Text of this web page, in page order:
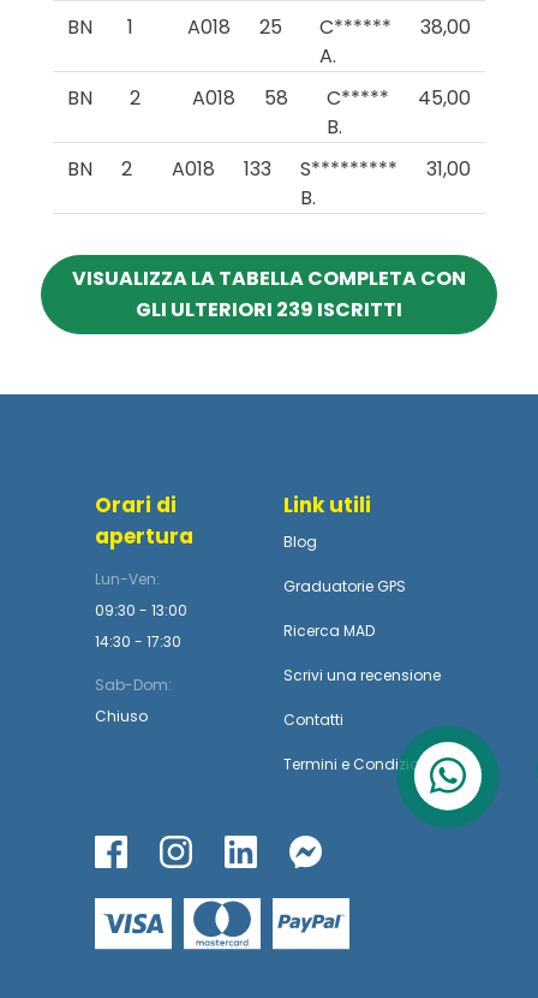
BN
1 A018 25
C******
A.
38,00
BN 2 A018 58
C*****
B.
45,00
BN 2 A018 133
S*********
B.
31,00
VISUALIZZA LA TABELLA COMPLETA CON
GLI ULTERIORI 239 ISCRITTI
Orari di
apertura
Lun-Ven:
09:30 - 13:00
14:30 - 17:30
Sab-Dom:
Chiuso
Link utili
Blog
Graduatorie GPS
Ricerca MAD
Scrivi una recensione
Contatti
Termini e Condizioni